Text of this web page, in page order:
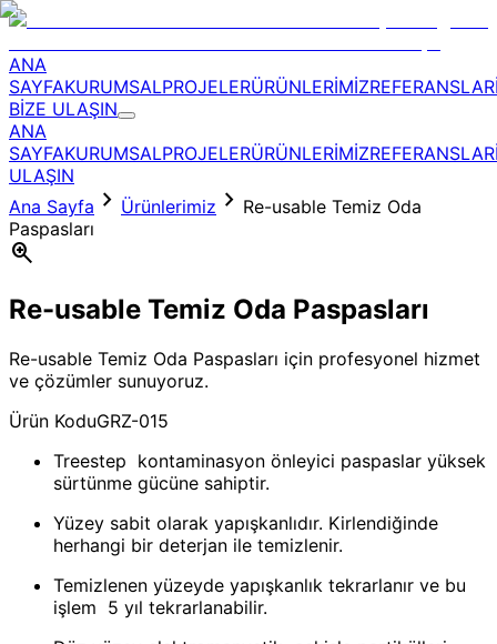
ANA
SAYFAKURUMSALPROJELERÜRÜNLERİMİZREFERANSLAR
BİZE ULAŞIN
ANA
SAYFAKURUMSALPROJELERÜRÜNLERİMİZREFERANSLAR
ULAŞIN
Ana Sayfa chevron_right Ürünlerimiz chevron_right Re-usable Temiz Oda
Paspasları
zoom_in
Re-usable Temiz Oda Paspasları
Re-usable Temiz Oda Paspasları için profesyonel hizmet
ve çözümler sunuyoruz.
Ürün KoduGRZ-015
Treestep kontaminasyon önleyici paspaslar yüksek
sürtünme gücüne sahiptir.
Yüzey sabit olarak yapışkanlıdır. Kirlendiğinde
herhangi bir deterjan ile temizlenir.
Temizlenen yüzeyde yapışkanlık tekrarlanır ve bu
işlem 5 yıl tekrarlanabilir.